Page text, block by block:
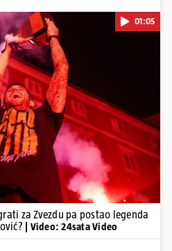
videa...
01:05
za Zvezdu pa postao legenda
| Video: 24sata Video